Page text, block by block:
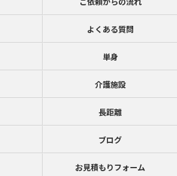
よくある質問
単身
介護施設
長距離
ブログ
お見積もりフォーム